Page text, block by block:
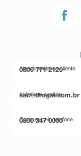
Atendimento ao cliente
0800 771 2120
Entre em contato
sac@drogal.com.br
Compre pelo telefone
0800 347 0000